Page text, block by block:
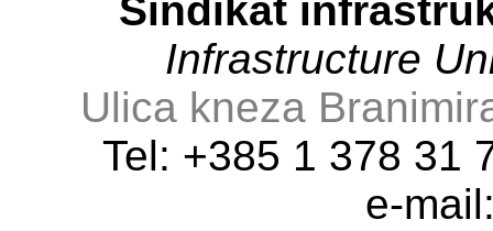
Sindikat
Infrastructure
Ulica kneza
Tel: +385 1 378
e-